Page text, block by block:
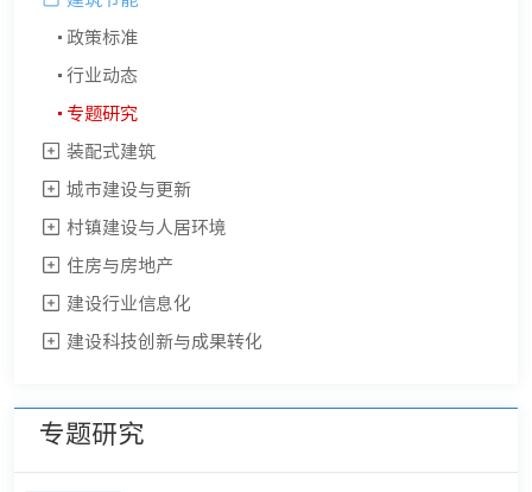
政策标准
行业动态
专题研究
装配式建筑
城市建设与更新
村镇建设与人居环境
住房与房地产
建设行业信息化
建设科技创新与成果转化
专题研究